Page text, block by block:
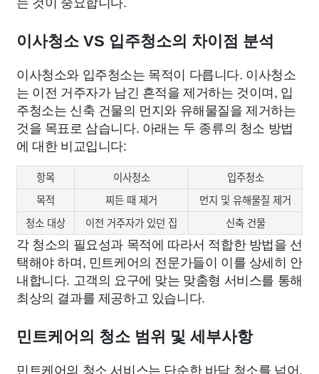
이사청소 VS 입주청소의 차이점 분석
이사청소와 입주청소는 목적이 다릅니다. 이사청소
는 이전 거주자가 남긴 흔적을 제거하는 것이며, 입
주청소는 신축 건물의 먼지와 유해물질을 제거하는
것을 목표로 삼습니다. 아래는 두 종류의 청소 방법
에 대한 비교입니다:
항목 이사청소
입주청소
목적
찌든 때 제거
먼지 및 유해물질 제거
청소 대상
이전 거주자가 있던 집 신축 건물
각 청소의 필요성과 목적에 따라서 적합한 방법을 선
택해야 하며, 민트케어의 전문가들이 이를 상세히 안
내합니다. 고객의 요구에 맞는 맞춤형 서비스를 통해
최상의 결과를 제공하고 있습니다.
민트케어의 청소 범위 및 세부사항
민트케어의 청소 서비스는 단순한 바닥 청소를 넘어,